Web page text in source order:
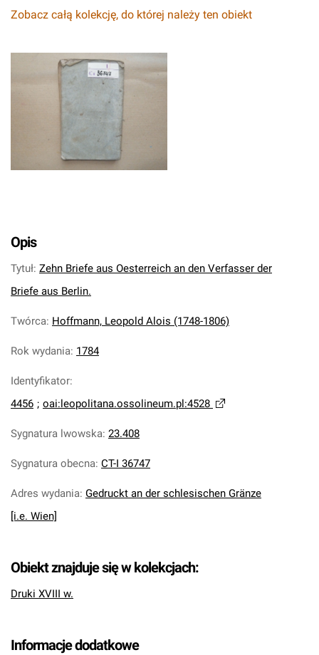
Zobacz całą kolekcję, do której należy ten obiekt
Opis
Tytuł: Zehn Briefe aus Oesterreich an den Verfasser der
Briefe aus Berlin.
Twórca: Hoffmann, Leopold Alois (1748-1806)
Rok wydania: 1784
Identyfikator:
4456 ; oai:leopolitana.ossolineum.pl:4528
Sygnatura lwowska: 23.408
Sygnatura obecna: CT-I 36747
Adres wydania: Gedruckt an der schlesischen Gränze
[i.e. Wien]
Obiekt znajduje się w kolekcjach:
Druki XVIII w.
Informacje dodatkowe